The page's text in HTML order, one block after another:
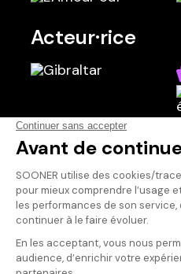
Acteur·rice
Scénariste